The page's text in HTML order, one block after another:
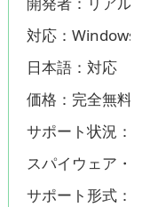
対応：Windows
日本語：対応
価格：完全無料
サポート状況：
スパイウェア・
サポート形式：